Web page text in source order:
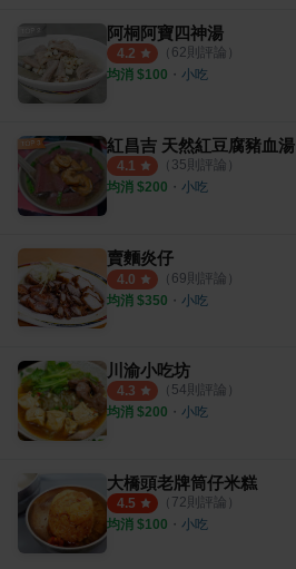
阿桐阿寶四神湯
4.2 （ 62則評論）
均消 $100 ・ 小吃
紅昌吉 天然紅豆腐豬血湯
4.1 （ 35則評論）
均消 $200 ・ 小吃
賣麵炎仔
4.0 （ 69則評論）
均消 $350 ・ 小吃
川渝小吃坊
4.3 （ 54則評論）
均消 $200 ・ 小吃
大橋頭老牌筒仔米糕
4.5 （ 72則評論）
均消 $100 ・ 小吃